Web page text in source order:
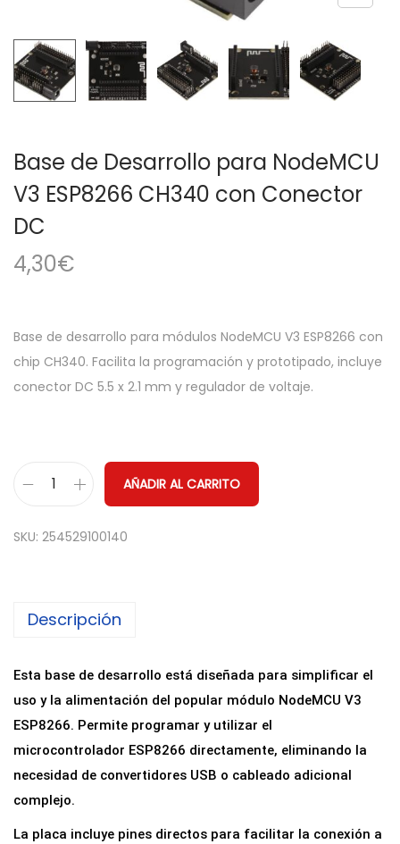
a
i
ó
i
o
Base de Desarrollo para NodeMCU
V3 ESP8266 CH340 con Conector
DC
4,30€
Base de desarrollo para módulos NodeMCU V3 ESP8266 con
chip CH340. Facilita la programación y prototipado, incluye
conector DC 5.5 x 2.1 mm y regulador de voltaje.
s
e
e
s
a
r
r
o
AÑADIR AL CARRITO
SKU: 254529100140
Descripción
Esta base de desarrollo está diseñada para simplificar el
uso y la alimentación del popular módulo NodeMCU V3
ESP8266. Permite programar y utilizar el
microcontrolador ESP8266 directamente, eliminando la
necesidad de convertidores USB o cableado adicional
complejo.
La placa incluye pines directos para facilitar la conexión a